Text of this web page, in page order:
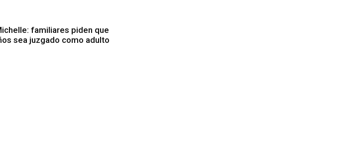
familiares piden que
sea juzgado como adulto